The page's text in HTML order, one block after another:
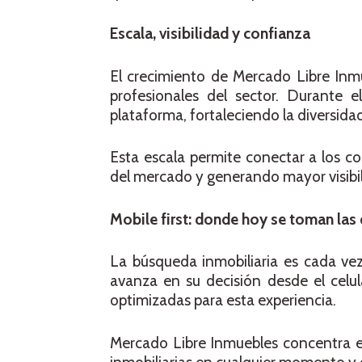
Escala, visibilidad y confianza
El crecimiento de Mercado Libre
profesionales del sector. Durante
plataforma, fortaleciendo la
Esta escala permite conectar a los
del mercado y generando mayor
Mobile first: donde hoy se toman las
La búsqueda inmobiliaria es cada
avanza en su decisión desde el
optimizadas para esta experiencia.
Mercado Libre Inmuebles